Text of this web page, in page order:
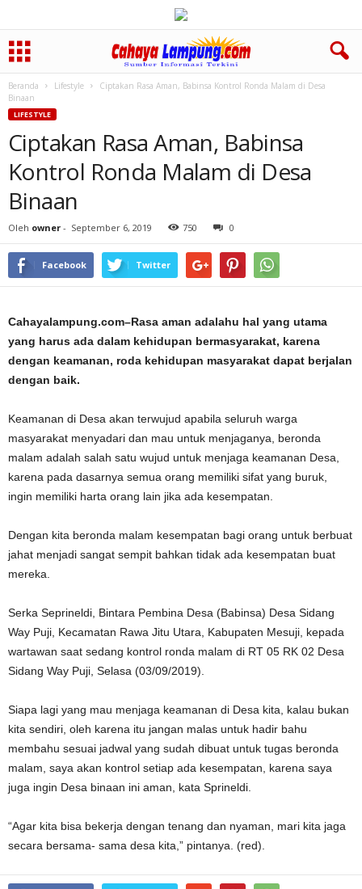
Beranda Lifestyle
Ciptakan Rasa Aman, Babinsa Kontrol Ronda Malam di Desa
Binaan
LIFESTYLE
Ciptakan Rasa Aman, Babinsa
Kontrol Ronda Malam di Desa
Binaan
Oleh owner - September 6, 2019 750 0
Facebook Twitter
Cahayalampung.com–Rasa aman adalahu hal yang utama
yang harus ada dalam kehidupan bermasyarakat, karena
dengan keamanan, roda kehidupan masyarakat dapat berjalan
dengan baik.
Keamanan di Desa akan terwujud apabila seluruh warga
masyarakat menyadari dan mau untuk menjaganya, beronda
malam adalah salah satu wujud untuk menjaga keamanan Desa,
karena pada dasarnya semua orang memiliki sifat yang buruk,
ingin memiliki harta orang lain jika ada kesempatan.
Dengan kita beronda malam kesempatan bagi orang untuk berbuat
jahat menjadi sangat sempit bahkan tidak ada kesempatan buat
mereka.
Serka Seprineldi, Bintara Pembina Desa (Babinsa) Desa Sidang
Way Puji, Kecamatan Rawa Jitu Utara, Kabupaten Mesuji, kepada
wartawan saat sedang kontrol ronda malam di RT 05 RK 02 Desa
Sidang Way Puji, Selasa (03/09/2019).
Siapa lagi yang mau menjaga keamanan di Desa kita, kalau bukan
kita sendiri, oleh karena itu jangan malas untuk hadir bahu
membahu sesuai jadwal yang sudah dibuat untuk tugas beronda
malam, saya akan kontrol setiap ada kesempatan, karena saya
juga ingin Desa binaan ini aman, kata Sprineldi.
“Agar kita bisa bekerja dengan tenang dan nyaman, mari kita jaga
secara bersama- sama desa kita,” pintanya. (red).